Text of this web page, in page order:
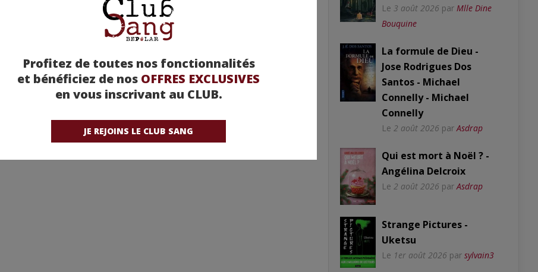
Profitez de toutes nos fonctionnalités
et bénéficiez de nos OFFRES EXCLUSIVES
en vous inscrivant au CLUB.
JE REJOINS LE CLUB SANG
Le 3 août 2026 par Mlle Dine
Bouquine
La formule de Dieu -
Jose Rodrigues Dos
Santos - Michael
Connelly - Michael
Connelly
Le 2 août 2026 par Asdrap
Qui est mort à Noël ? -
Angélina Delcroix
Le 2 août 2026 par Asdrap
Strange Pictures -
Uketsu
Le 1er août 2026 par sylvain3